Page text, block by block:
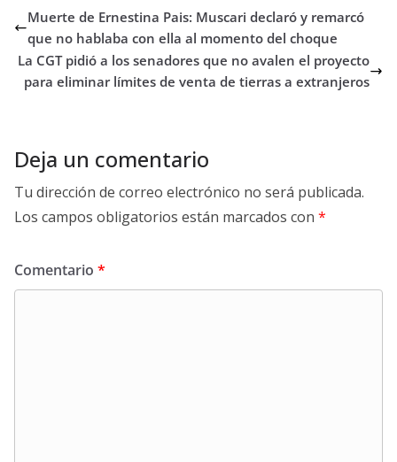
Muerte de Ernestina Pais: Muscari declaró y remarcó
que no hablaba con ella al momento del choque
La CGT pidió a los senadores que no avalen el proyecto
para eliminar límites de venta de tierras a extranjeros
Deja un comentario
Tu dirección de correo electrónico no será publicada.
Los campos obligatorios están marcados con *
Comentario *